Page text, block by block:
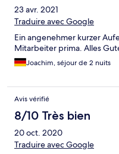
23 avr. 2021
Traduire avec Google
Ein angenehmer kurzer
Mitarbeiter prima. Alles
Joachim, séjour de 2 nuits
Avis vérifié
8/10 Très bien
20 oct. 2020
Traduire avec Google